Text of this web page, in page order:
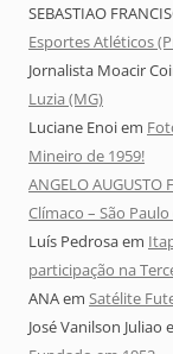
SEBASTIAO
Esportes Atléticos
Jornalista Moacir
Luzia (MG)
Luciane Enoiem
Mineiro de 1959!
ANGELO AUGUSTO
Clímaco – São Paulo
Luís Pedrosaem
participação na
ANAem Satélite
José Vanilson Juliao